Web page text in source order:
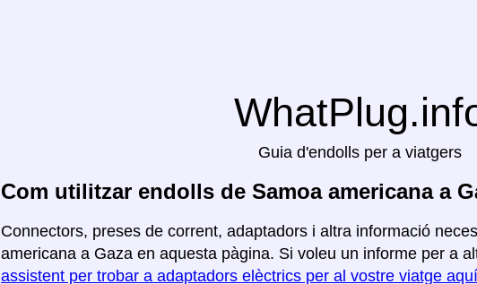
Guia d'endolls per a viatgers
Com utilitzar endolls de Samoa americana a
Connectors, preses de corrent, adaptadors i altra informació
americana a Gaza en aquesta pàgina. Si voleu un informe per a
assistent per trobar a adaptadors elèctrics per al vostre viatge aquí